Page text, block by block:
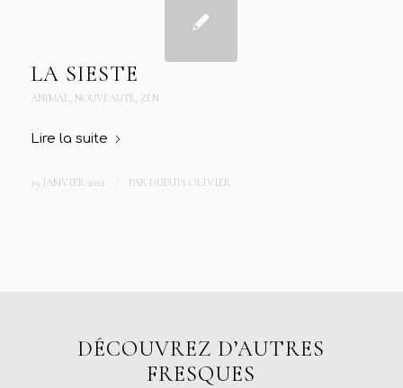
LA SIESTE
ANIMAL, NOUVEAUTÉ, ZEN
Lire la suite
19 JANVIER 2021 PAR DUPUIS OLIVIER
DÉCOUVREZ D’AUTRES
FRESQUES